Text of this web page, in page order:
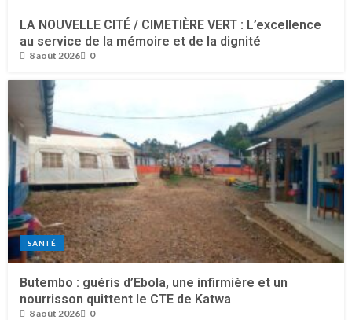
LA NOUVELLE CITÉ / CIMETIÈRE VERT : L’excellence
au service de la mémoire et de la dignité
8 août 2026 0
SANTÉ
Butembo : guéris d’Ebola, une infirmière et un
nourrisson quittent le CTE de Katwa
8 août 2026 0